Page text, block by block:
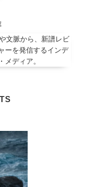
文脈から、新譜レビ
ーを発信するインデ
ディア。